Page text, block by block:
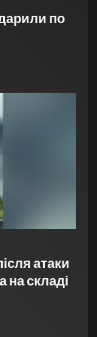
по
атаки
на складі